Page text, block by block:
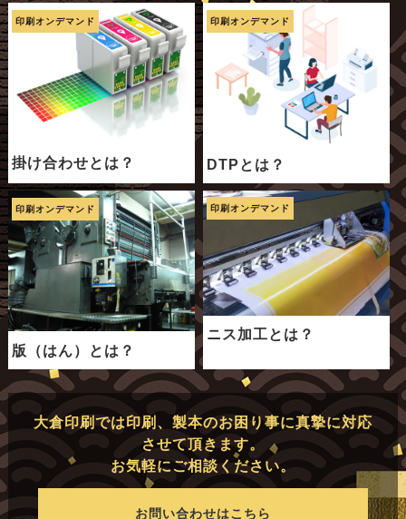
印刷オンデマンド
掛け合わせとは？
印刷オンデマンド
DTPとは？
印刷オンデマンド
版（はん）とは？
印刷オンデマンド
ニス加工とは？
大倉印刷では印刷、製本のお困り事に真摯に対応
させて頂きます。
お気軽にご相談ください。
お問い合わせはこちら